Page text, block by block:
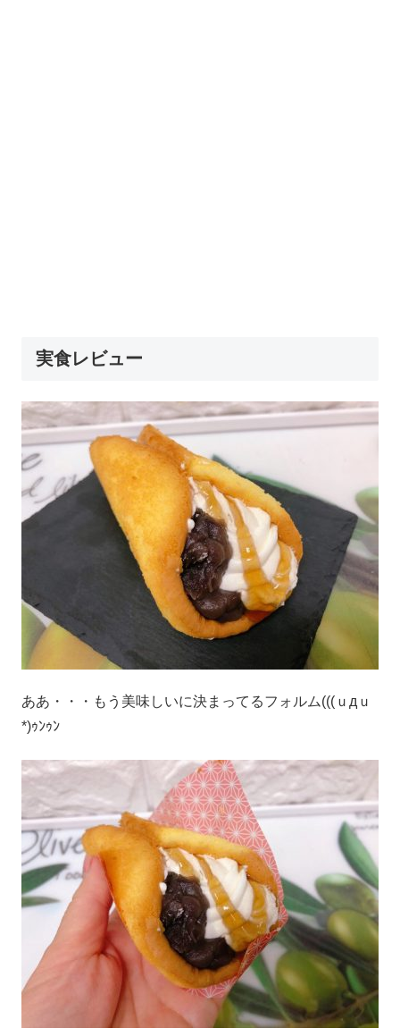
実食レビュー
ああ・・・もう美味しいに決まってるフォルム(((ｕдｕ
*)ｩﾝｩﾝ